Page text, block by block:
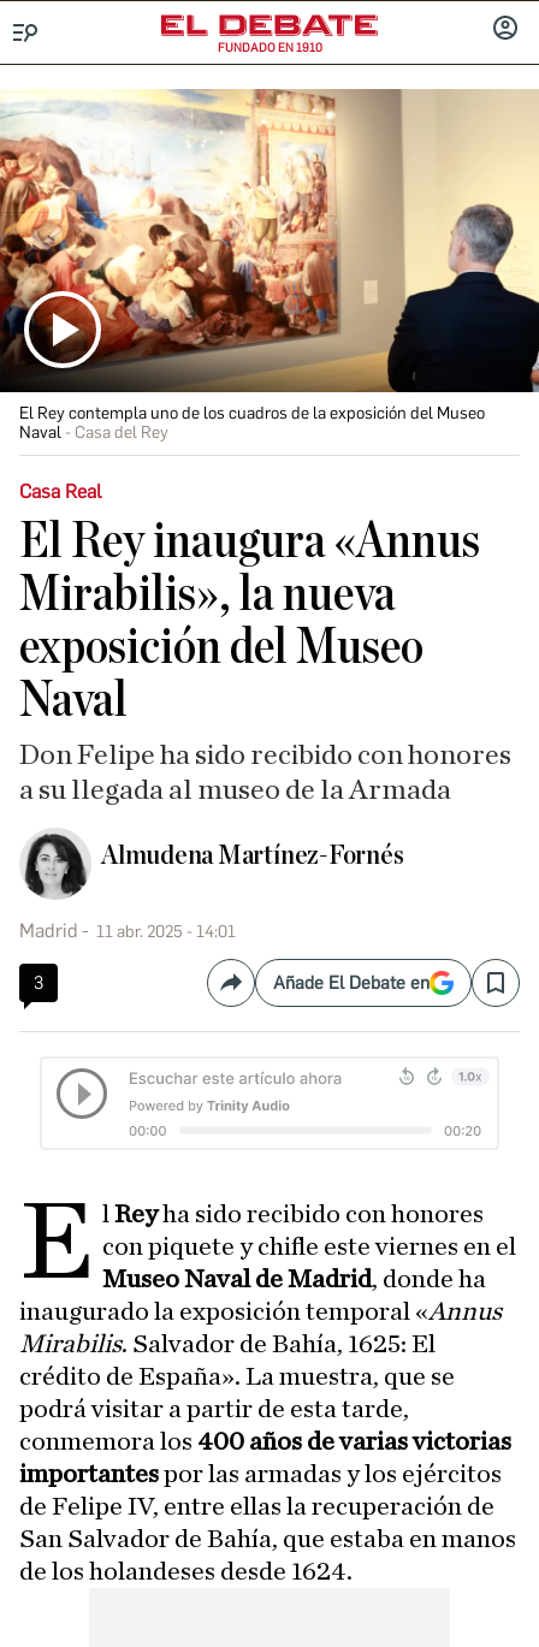
FUNDADO EN 1910
El Rey contempla uno de los cuadros de la exposición del Museo
Naval
Casa del Rey
Casa Real
El Rey inaugura «Annus
Mirabilis», la nueva
exposición del Museo
Naval
Don Felipe ha sido recibido con honores
a su llegada al museo de la Armada
Almudena Martínez-Fornés
Madrid 11 abr. 2025 - 14:01
3 CompartirAñade El Debate en Save
E lReyha sido recibido con honores
con piquete y chifle este viernes en el
Museo Naval de Madrid, donde ha
inaugurado la exposición temporal «Annus
Mirabilis. Salvador de Bahía, 1625: El
crédito de España». La muestra, que se
podrá visitar a partir de esta tarde,
conmemora los 400 años de varias victorias
importantespor las armadas y los ejércitos
de Felipe IV, entre ellas la recuperación de
San Salvador de Bahía, que estaba en manos
de los holandeses desde 1624.